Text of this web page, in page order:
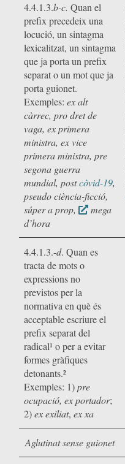
4.4.1.3.b-c. Quan el
prefix precedeix una
locució, un sintagma
lexicalitzat, un sintagma
que ja porta un prefix
separat o un mot que ja
porta guionet.
Exemples: ex alt
càrrec, pro dret de
vaga, ex primera
ministra, ex vice
primera ministra, pre
segona guerra
mundial, postcòvid-19,
pseudo ciència-ficció,
súper a prop,
mega
d’hora
4.4.1.3.-d. Quan es
tracta de mots o
expressions no
previstos per la
normativa en què és
acceptable escriure el
prefix separat del
radical¹ o per a evitar
formes gràfiques
detonants.²
Exemples: 1)pre
ocupació, ex portador;
2)ex exiliat, ex xa
Aglutinat sense guionet